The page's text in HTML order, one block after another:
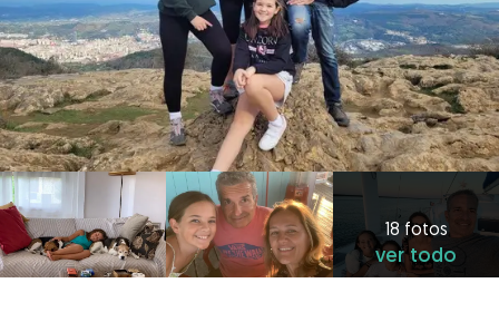
18 fotos
ver todo